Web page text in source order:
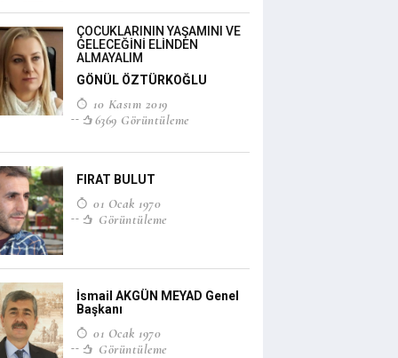
ÇOCUKLARININ YAŞAMINI VE
GELECEĞİNİ ELİNDEN
ALMAYALIM
GÖNÜL ÖZTÜRKOĞLU
10 Kasım 2019
6369 Görüntüleme
FIRAT BULUT
01 Ocak 1970
Görüntüleme
İsmail AKGÜN MEYAD Genel
Başkanı
01 Ocak 1970
Görüntüleme